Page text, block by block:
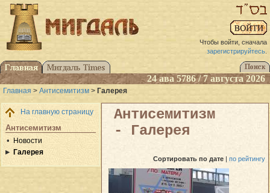
Чтобы войти, сначала
зарегистрируйтесь.
24 ава 5786 / 7 августа 2026
Главная > Антисемитизм > Галерея
На главную страницу
Антисемитизм
Новости
Галерея
Антисемитизм
- Галерея
Сортировать по дате | по рейтингу